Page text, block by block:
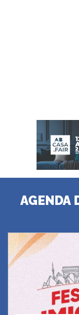
AGENDA